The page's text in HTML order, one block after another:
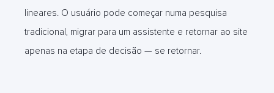
lineares. O usuário pode começar numa pesquisa
tradicional, migrar para um assistente e retornar ao site
apenas na etapa de decisão — se retornar.